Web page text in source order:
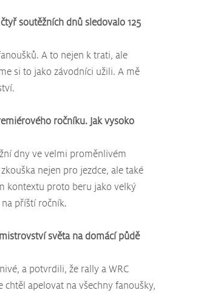
soutěžních dnů sledovalo 125
A to nejen k trati, ale
si to jako závodníci užili. A mě
ročníku. Jak vysoko
dny ve velmi proměnlivém
nejen pro jezdce, ale také
kontextu proto beru jako velký
příští ročník.
světa na domácí půdě
a potvrdili, že rally a WRC
apelovat na všechny fanoušky,